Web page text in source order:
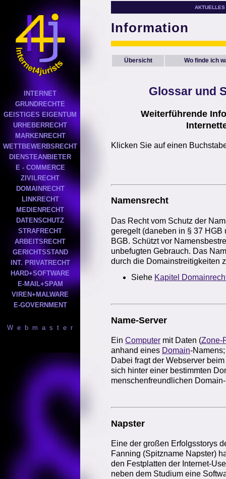
INTERNET
GRUNDRECHTE
GEISTIGES EIGENTUM
URHEBERRECHT
MARKENRECHT
WETTBEWERBSRECHT
DIENSTEANBIETER
E - COMMERCE
ZIVILRECHT
DOMAINRECHT
LINKRECHT
MEDIENRECHT
DATENSCHUTZ
STRAFRECHT
ARBEITSRECHT
GERICHTSSTAND
INT. PRIVATRECHT
HARD+SOFTWARE
E-MAIL+SPAM
VIREN+MALWARE
E-GOVERNMENT
W e b m a s t e r
AKTUELLES
Information
Übersicht Wo finde ich
Glossarund
Weiterführende
Klicken Sie auf einen
Namensrecht
Das Recht vom Schutz der
geregelt (daneben in § 37 HGB
BGB. Schützt vor
unbefugten Gebrauch. Das
durch die Domainstreitigkeiten
Siehe Kapitel
Name-Server
Ein Computer mit Daten (Zone-
anhand eines Domain-
Dabei fragt der Webserver
sich hinter einer bestimmten
menschenfreundlichen
Napster
Eine der großen Erfolgsstorys
Fanning (Spitzname Napster)
den Festplatten der Internet-
neben dem Studium eine